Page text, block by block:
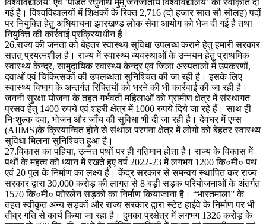
गई है। विश्वविद्यालयों में शिक्षकों के रिक्त 2,716 (दो हजार सात सौ सोलह) पदों
पर नियुक्ति हेतु अधियाचना झारखण्ड लोक सेवा आयोग को भेज दी गई है तथा
नियुक्ति की कार्रवाई प्रक्रियाधीन है।
26.राज्य की जनता को बेहतर स्वास्थ्य सुविधा उपलब्ध कराने हेतु हमारी सरकार
सतत् प्रयत्नशील है। राज्य में स्वास्थ्य व्यवस्थाओं के उन्नयन हेतु प्राथमिक
स्वास्थ्य केन्द्र, सामुदायिक स्वास्थ्य केन्द्र एवं जिला अस्पतालों में उपकरणों,
दवाओं एवं चिकित्सकों की उपलब्धता सुनिश्चित की जा रही है। इसके लिए
स्वास्थ्य विभाग के अन्तर्गत रिक्तियों को भरने की भी कार्रवाई की जा रही है।
जननी सुरक्षा योजना के तहत गर्भवती महिलाओं को ग्रामीण क्षेत्र में संस्थागत
प्रसव हेतु 1400 रुपये एवं शहरी क्षेत्र में 1000 रुपये दिये जा रहे हैं। साथ ही
निःशुल्क दवा, भोजन और जाँच की सुविधा भी दी जा रही है। देवघर में एम्स
(AIIMS)के क्रियान्वित होने से संथाल परगना क्षेत्र में लोगों को बेहतर स्वास्थ्य
सुविधा मिलना सुनिश्चित हुआ है।
27.विकास का पहिया, उन्नत पथों पर ही गतिमान होता है। राज्य के विकास में
पथों के महत्व को ध्यान में रखते हुए वर्ष 2022-23 में लगभग 1200 कि०मी० पथ
एवं 20 पुल के निर्माण का लक्ष्य है। केंद्र सरकार से समन्वय स्थापित कर राज्य
सरकार द्वारा 30,000 करोड़ की लागत से 8 बड़ी सड़क परियोजनाओं के अंतर्गत
1570 कि०मी० फोरलेन सड़कों का निर्माण कियाजाना है। “भारतमाला” के
तहत स्वीकृत अन्य सड़कों और राज्य सरकार द्वारा स्टेट हाईवे के निर्माण पर भी
तीव्र गति से कार्य किया जा रहा है। दुमका प्रक्षेत्र में लगभग 1326 करोड़ के